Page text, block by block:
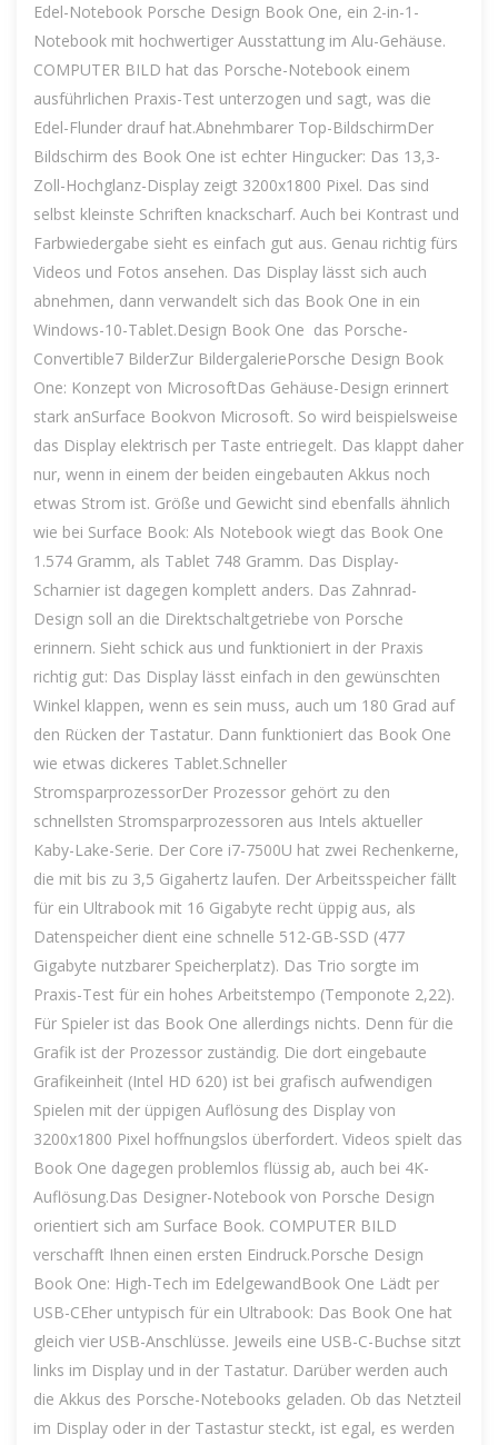
Edel-Notebook Porsche Design Book One, ein 2-in-1-
Notebook mit hochwertiger Ausstattung im Alu-Gehäuse.
COMPUTER BILD hat das Porsche-Notebook einem
ausführlichen Praxis-Test unterzogen und sagt, was die
Edel-Flunder drauf hat.Abnehmbarer Top-BildschirmDer
Bildschirm des Book One ist echter Hingucker: Das 13,3-
Zoll-Hochglanz-Display zeigt 3200x1800 Pixel. Das sind
selbst kleinste Schriften knackscharf. Auch bei Kontrast und
Farbwiedergabe sieht es einfach gut aus. Genau richtig fürs
Videos und Fotos ansehen. Das Display lässt sich auch
abnehmen, dann verwandelt sich das Book One in ein
Windows-10-Tablet.Design Book One  das Porsche-
Convertible7 BilderZur BildergaleriePorsche Design Book
One: Konzept von MicrosoftDas Gehäuse-Design erinnert
stark anSurface Bookvon Microsoft. So wird beispielsweise
das Display elektrisch per Taste entriegelt. Das klappt daher
nur, wenn in einem der beiden eingebauten Akkus noch
etwas Strom ist. Größe und Gewicht sind ebenfalls ähnlich
wie bei Surface Book: Als Notebook wiegt das Book One
1.574 Gramm, als Tablet 748 Gramm. Das Display-
Scharnier ist dagegen komplett anders. Das Zahnrad-
Design soll an die Direktschaltgetriebe von Porsche
erinnern. Sieht schick aus und funktioniert in der Praxis
richtig gut: Das Display lässt einfach in den gewünschten
Winkel klappen, wenn es sein muss, auch um 180 Grad auf
den Rücken der Tastatur. Dann funktioniert das Book One
wie etwas dickeres Tablet.Schneller
StromsparprozessorDer Prozessor gehört zu den
schnellsten Stromsparprozessoren aus Intels aktueller
Kaby-Lake-Serie. Der Core i7-7500U hat zwei Rechenkerne,
die mit bis zu 3,5 Gigahertz laufen. Der Arbeitsspeicher fällt
für ein Ultrabook mit 16 Gigabyte recht üppig aus, als
Datenspeicher dient eine schnelle 512-GB-SSD (477
Gigabyte nutzbarer Speicherplatz). Das Trio sorgte im
Praxis-Test für ein hohes Arbeitstempo (Temponote 2,22).
Für Spieler ist das Book One allerdings nichts. Denn für die
Grafik ist der Prozessor zuständig. Die dort eingebaute
Grafikeinheit (Intel HD 620) ist bei grafisch aufwendigen
Spielen mit der üppigen Auflösung des Display von
3200x1800 Pixel hoffnungslos überfordert. Videos spielt das
Book One dagegen problemlos flüssig ab, auch bei 4K-
Auflösung.Das Designer-Notebook von Porsche Design
orientiert sich am Surface Book. COMPUTER BILD
verschafft Ihnen einen ersten Eindruck.Porsche Design
Book One: High-Tech im EdelgewandBook One Lädt per
USB-CEher untypisch für ein Ultrabook: Das Book One hat
gleich vier USB-Anschlüsse. Jeweils eine USB-C-Buchse sitzt
links im Display und in der Tastatur. Darüber werden auch
die Akkus des Porsche-Notebooks geladen. Ob das Netzteil
im Display oder in der Tastastur steckt, ist egal, es werden